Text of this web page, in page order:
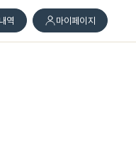
역 마이페이지